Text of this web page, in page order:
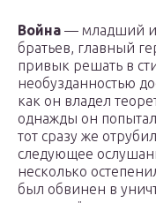
Война — младший и
братьев, главный
привык решать в
необузданностью
как он владел
однажды он
тот сразу же
следующее
несколько
был обвинен в